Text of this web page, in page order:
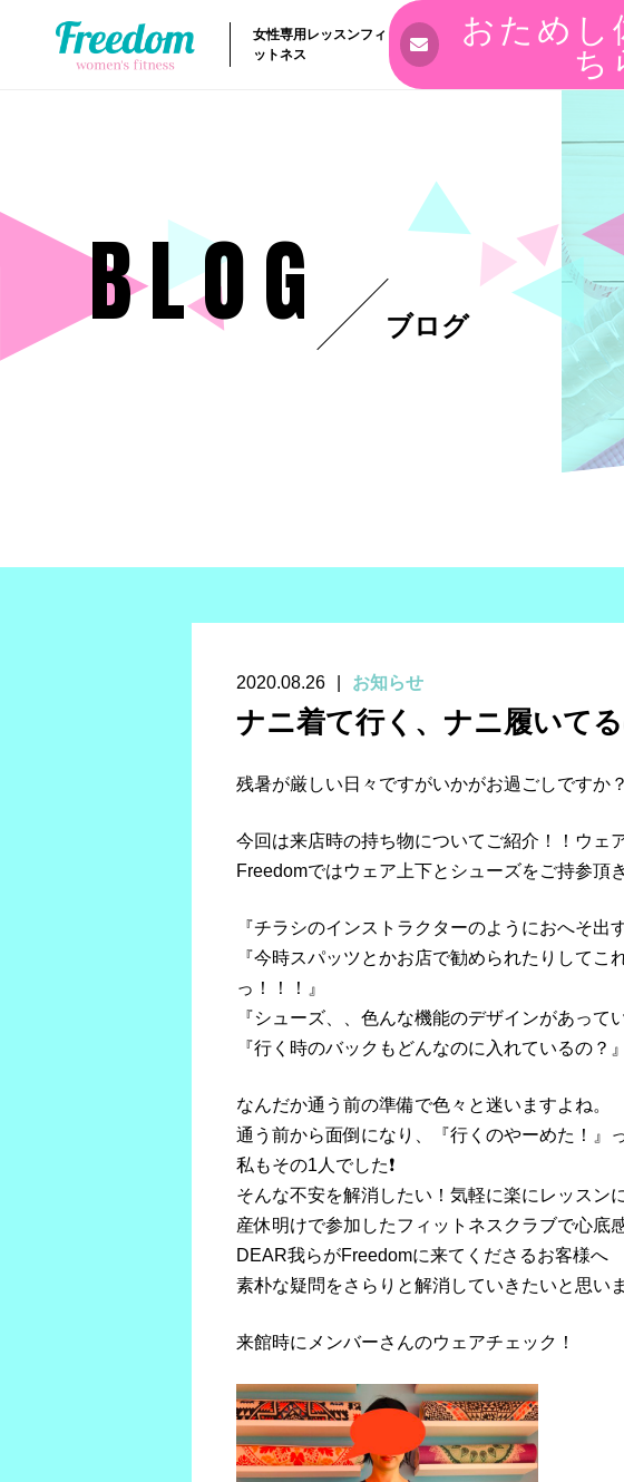
女性専用レッスンフィ
ットネス
おためし
ち
BLOG ブログ
2020.08.26 お知らせ
ナニ着て行く、ナニ履いてる
残暑が厳しい日々ですがいかがお過ごしですか
今回は来店時の持ち物についてご紹介！！ウェ
Freedomではウェア上下とシューズをご持参頂
『チラシのインストラクターのようにおへそ出
『今時スパッツとかお店で勧められたりして
っ！！！』
『シューズ、、色んな機能のデザインがあって
『行く時のバックもどんなのに入れているの？
なんだか通う前の準備で色々と迷いますよね。
通う前から面倒になり、『行くのやーめた！』
私もその1人でした❗️
そんな不安を解消したい！気軽に楽にレッスン
産休明けで参加したフィットネスクラブで心底
DEAR我らがFreedomに来てくださるお客様へ
素朴な疑問をさらりと解消していきたいと思い
来館時にメンバーさんのウェアチェック！